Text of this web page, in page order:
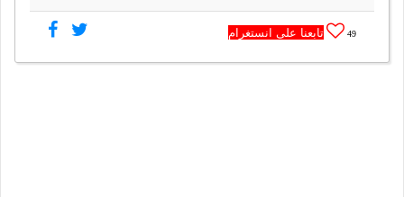
49 تابعنا على انستغرام